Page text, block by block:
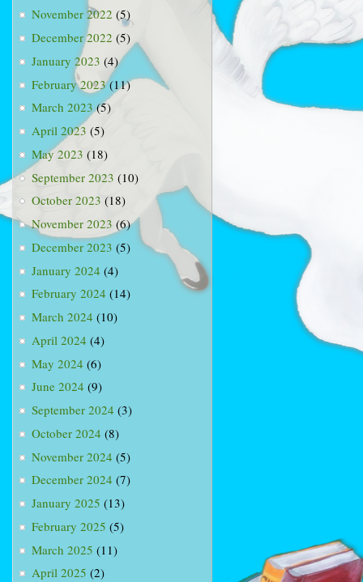
November 2022 (5)
December 2022 (5)
January 2023 (4)
February 2023(11)
March 2023(5)
April 2023 (5)
May 2023 (18)
September 2023 (10)
October 2023 (18)
November 2023 (6)
December 2023 (5)
January 2024 (4)
February 2024 (14)
March 2024 (10)
April 2024 (4)
May 2024 (6)
June 2024 (9)
September 2024 (3)
October 2024 (8)
November 2024 (5)
December 2024 (7)
January 2025 (13)
February 2025 (5)
March 2025 (11)
April 2025 (2)